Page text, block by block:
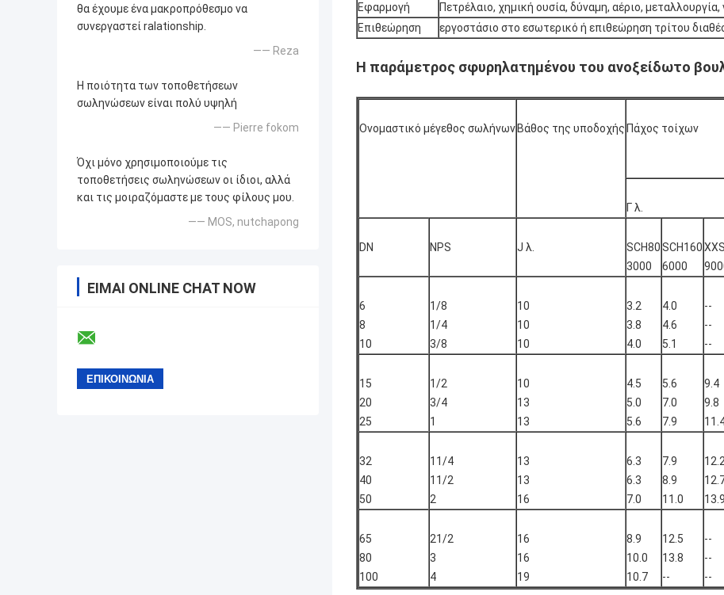
θα έχουμε ένα μακροπρόθεσμο να
συνεργαστεί ralationship.
—— Reza
Η ποιότητα των τοποθετήσεων
σωληνώσεων είναι πολύ υψηλή
—— Pierre fokom
Όχι μόνο χρησιμοποιούμε τις
τοποθετήσεις σωληνώσεων οι ίδιοι, αλλά
και τις μοιραζόμαστε με τους φίλους μου.
—— MOS, nutchapong
ΕΊΜΑΙ ONLINE CHAT NOW
Εφαρμογή
Πετρέλαιο, χημική ουσία, δύναμη, αέριο,
Επιθεώρηση
εργοστάσιο στο εσωτερικό ή επιθεώρηση τρίτου
Η παράμετρος σφυρηλατημένου του ανοξείδωτο
Ονομαστικό μέγεθος σωλήνων Βάθος της υποδοχής Πάχος τοίχων
Γ λ.
DN NPS J λ.
SCH80
3000
SCH160
6000
XXS
6
8
10
1/8
1/4
3/8
10
10
10
3.2
3.8
4.0
4.0
4.6
5.1
--
--
--
15
20
25
1/2
3/4
1
10
13
13
4.5
5.0
5.6
5.6
7.0
7.9
9.4
9.8
32
40
50
11/4
11/2
2
13
13
16
6.3
6.3
7.0
7.9
8.9
11.0
13.9
65
80
100
21/2
3
4
16
16
19
8.9
10.0
10.7
12.5
13.8
--
--
--
--